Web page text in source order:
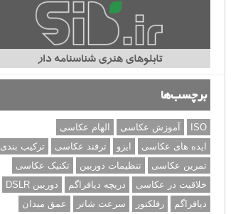
برچسب‌ها
ISO آموزش عکاسی
الهام عکاسی
ایده های عکاسی
ایزو ترفند عکاسی
ترکیب بندی
تمرین عکاسی
تنظیمات دوربین
تکنیک عکاسی
خلاقیت در عکاسی
دریچه دیافراگم
دوربین DSLR
دیافراگم
رفلکتور سرعت شاتر
عمق میدان